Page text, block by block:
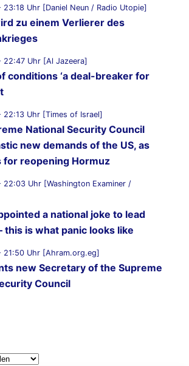
Uhr [Daniel Neun / Radio Utopie]
zu einem Verlierer des
Uhr [Al Jazeera]
conditions ‘a deal-breaker for
Uhr [Times of Israel]
National Security Council
new demands of the US, as
for reopening Hormuz
Uhr [Washington Examiner /
a national joke to lead
is what panic looks like
Uhr [Ahram.org.eg]
new Secretary of the Supreme
Council
off coast of Oman: UKMTO
strongly condemns Iranian